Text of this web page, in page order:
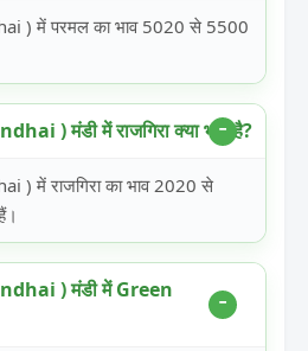
) में परमल का भाव 5020 से 5500
) मंडी में राजगिरा क्या भाव है?
) में राजगिरा का भाव 2020 से
) मंडी में Green